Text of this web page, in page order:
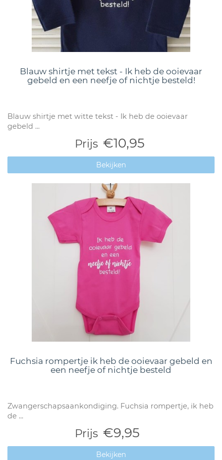
Blauw shirtje met tekst - Ik heb de ooievaar
gebeld en een neefje of nichtje besteld!
Blauw shirtje met witte tekst - Ik heb de ooievaar
gebeld ...
Prijs €10,95
Bekijken
Fuchsia rompertje ik heb de ooievaar gebeld en
een neefje of nichtje besteld
Zwangerschapsaankondiging. Fuchsia rompertje, ik heb
de ...
Prijs €9,95
Bekijken